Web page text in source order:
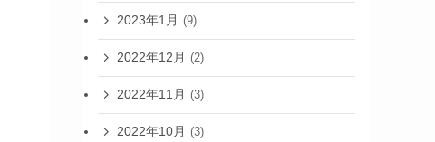
2023年1月 (9)
2022年12月 (2)
2022年11月 (3)
2022年10月 (3)